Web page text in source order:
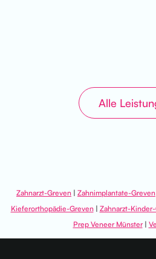
Alle
Zahnarzt-Greven | Zahnimplantate-Greven
Kieferorthopädie-Greven| Zahnarzt-
Prep Veneer Münster|